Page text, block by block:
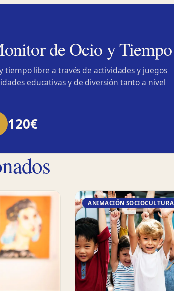
de Ocio y
tiempo libre a través de actividades y juegos
educativas y de diversión tanto a nivel
120€
ANIMACIÓN